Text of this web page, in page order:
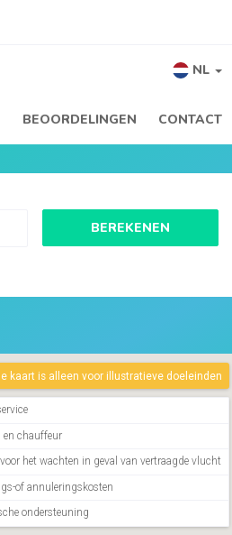
NL
BEOORDELINGEN CONTACT
BEREKENEN
kaart is alleen voor illustratieve doeleinden
en chauffeur
het wachten in geval van vertraagde vlucht
of annuleringskosten
ondersteuning